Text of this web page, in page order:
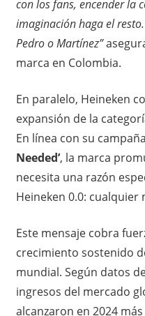
con los fans, encender la
imaginación haga el
Pedro o Martínez”
marca en Colombia.
En paralelo, Heineken
expansión de la
En línea con su
Needed’, la marca
necesita una razón
Heineken 0.0:
Este mensaje cobra
crecimiento sostenido
mundial. Según datos
ingresos del mercado
alcanzaron en 2024